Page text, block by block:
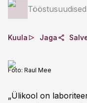
Kuula Jaga
Foto: Raul Mee
„Ülikool on